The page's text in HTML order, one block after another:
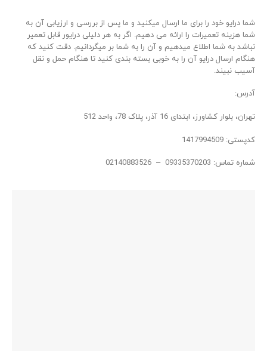
شما درایو خود را برای ما ارسال میکنید و ما پس از بررسی و ارزیابی آن به
شما هزینه تعمیرات را ارائه می دهیم. اگر به هر دلیلی درایور قابل تعمیر
نباشد به شما اطلاع میدهیم و آن را به شما بر میگردانیم. دقت کنید که
هنگام ارسال درایو آن را به خوبی بسته بندی کنید تا هنگام حمل و نقل
آسیب نبیند.
آدرس:
تهران، بلوار کشاورز، ابتدای 16 آذر، پلاک 78، واحد 512
کدپستی: 1417994509
شماره تماس: 09335370203 – 02140883526